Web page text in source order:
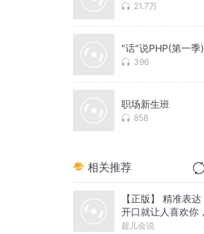
21.7万
"话"说PHP(第一季)
396
职场新生班
858
相关推荐
【正版】 精准表
开口就让人喜欢你
商沟通必听
超儿会说